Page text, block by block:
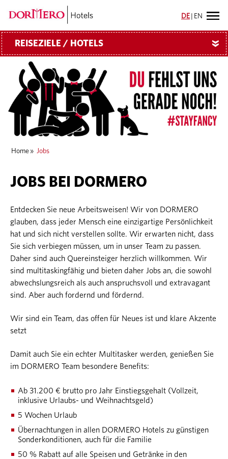
DE EN
REISEZIELE / HOTELS »
Home » Jobs
JOBS BEI DORMERO
Entdecken Sie neue Arbeitsweisen! Wir von DORMERO
glauben, dass jeder Mensch eine einzigartige Persönlichkeit
hat und sich nicht verstellen sollte. Wir erwarten nicht, dass
Sie sich verbiegen müssen, um in unser Team zu passen.
Daher sind auch Quereinsteiger herzlich willkommen. Wir
sind multitaskingfähig und bieten daher Jobs an, die sowohl
abwechslungsreich als auch anspruchsvoll und extravagant
sind. Aber auch fordernd und fördernd.
Wir sind ein Team, das offen für Neues ist und klare Akzente
setzt
Damit auch Sie ein echter Multitasker werden, genießen Sie
im DORMERO Team besondere Benefits:
Ab 31.200 € brutto pro Jahr Einstiegsgehalt (Vollzeit,
inklusive Urlaubs- und Weihnachtsgeld)
5 Wochen Urlaub
Übernachtungen in allen DORMERO Hotels zu günstigen
Sonderkonditionen, auch für die Familie
50 % Rabatt auf alle Speisen und Getränke in den